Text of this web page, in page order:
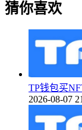
猜你喜欢
TP钱包买
2026-08-07